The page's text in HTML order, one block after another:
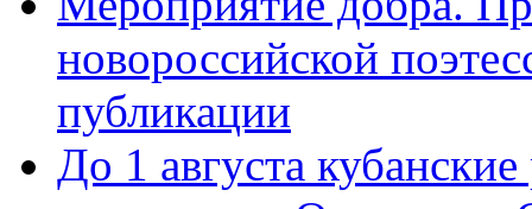
новороссийской
публикации
До 1 августа